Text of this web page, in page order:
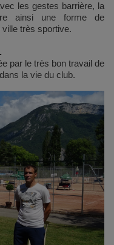
les gestes barrière, la
ainsi une forme de
très sportive.
par le très bon travail de
la vie du club.